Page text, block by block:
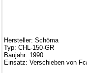
Hersteller: Schöma
Typ: CHL-150-GR
Baujahr: 1990
Einsatz: Verschieben von